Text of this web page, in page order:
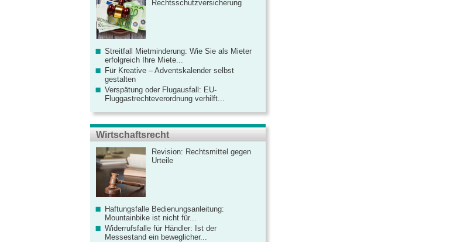
Rechtsschutzversicherung
Streitfall Mietminderung: Wie Sie als Mieter
erfolgreich Ihre Miete...
Für Kreative – Adventskalender selbst
gestalten
Verspätung oder Flugausfall: EU-
Fluggastrechteverordnung verhilft...
Wirtschaftsrecht
Revision: Rechtsmittel gegen
Urteile
Haftungsfalle Bedienungsanleitung:
Mountainbike ist nicht für...
Widerrufsfalle für Händler: Ist der
Messestand ein beweglicher...